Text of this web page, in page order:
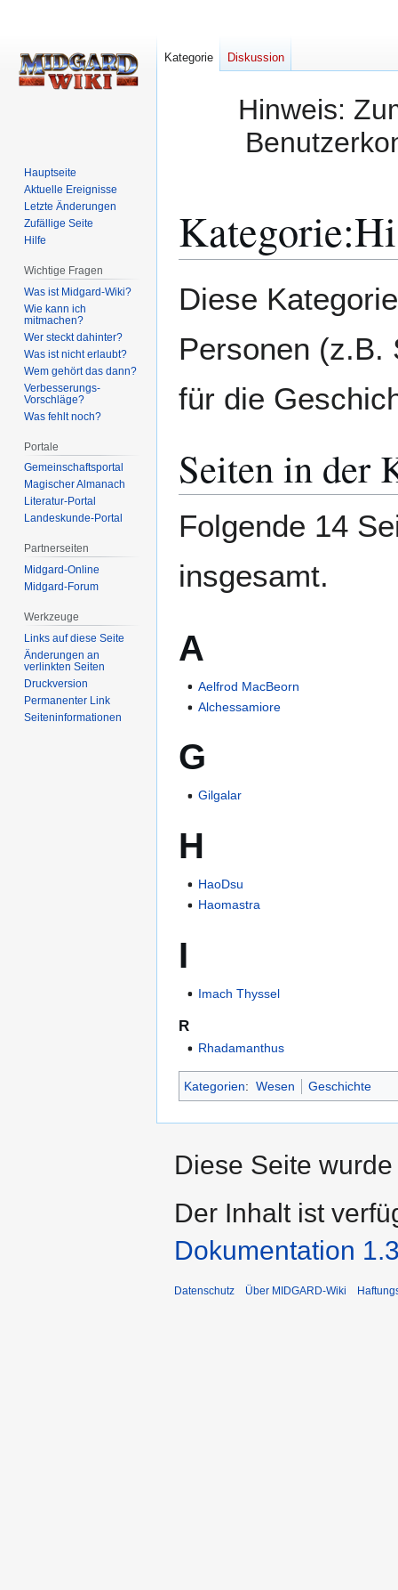
Hinweis:
Kategorie:
Navigation
Suche
Diese
Personen (z.B.
für die
Seiten in der
Folgende 14
insgesamt.
A
Aelfrod MacBeorn
Alchessamiore
G
Gilgalar
H
HaoDsu
Haomastra
I
Imach Thyssel
R
Rhadamanthus
Kategorien: Wesen Geschichte
Kategorie Diskussion
Hauptseite
Aktuelle Ereignisse
Letzte Änderungen
Zufällige Seite
Hilfe
Wichtige Fragen
Was ist Midgard-Wiki?
Wie kann ich
mitmachen?
Wer steckt dahinter?
Was ist nicht erlaubt?
Wem gehört das dann?
Verbesserungs-
Vorschläge?
Was fehlt noch?
Portale
Gemeinschafts­portal
Magischer Almanach
Literatur-Portal
Landeskunde-Portal
Partnerseiten
Midgard-Online
Midgard-Forum
Werkzeuge
Links auf diese Seite
Änderungen an
verlinkten Seiten
Druckversion
Permanenter Link
Seiten­­informationen
Diese Seite
Der Inhalt ist
Dokumentation
Datenschutz Über MIDGARD-Wiki